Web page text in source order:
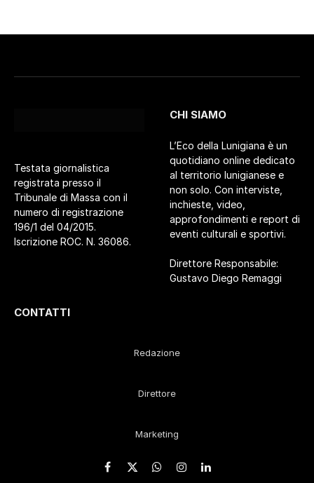
Testata giornalistica
registrata presso il
Tribunale di Massa con il
numero di registrazione
196/1 del 04/2015.
Iscrizione ROC. N. 36086.
CHI SIAMO
L’Eco della Lunigiana è un
quotidiano online dedicato
al territorio lunigianese e
non solo. Con interviste,
inchieste, video,
approfondimenti e report di
eventi culturali e sportivi.
Direttore Responsabile:
Gustavo Diego Remaggi
CONTATTI
Redazione
Direttore
Marketing
Facebook
X WhatsApp
Instagram
LinkedIn